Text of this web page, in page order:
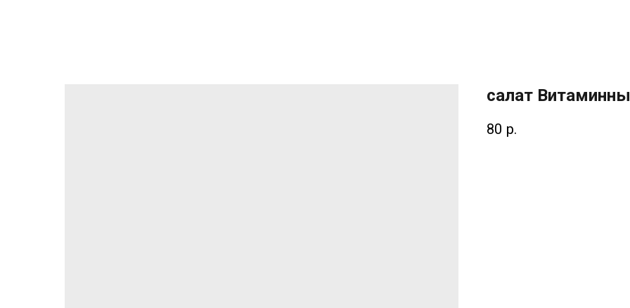
салат
80 р.